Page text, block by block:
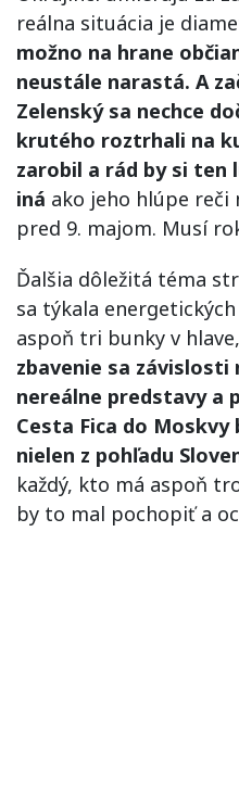
reálna situácia je
možno na hrane
neustále narastá. A
Zelenský sa nechce
krutého roztrhali na
zarobil a rád by si ten
iná ako jeho hlúpe reči
pred 9. majom. Musí
Ďalšia dôležitá téma
sa týkala
aspoň tri bunky v
zbavenie sa závislosti
nereálne predstavy a
Cesta Fica do
nielen z pohľadu
každý, kto má aspoň
by to mal pochopiť a